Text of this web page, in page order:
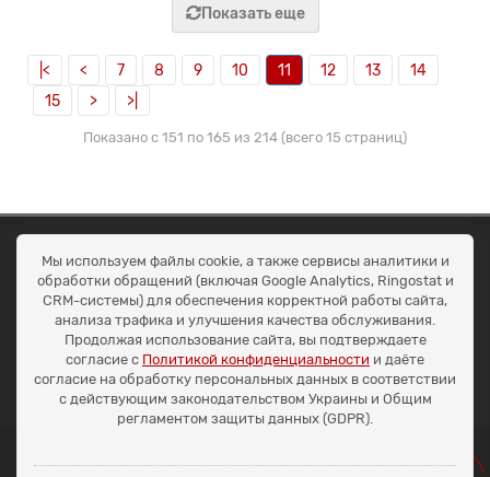
Показать еще
|< < 7 8 9 10 11 12 13
14
15
> >|
Показано с 151 по 165 из 214 (всего 15 страниц)
ОКЕАН ТРЕЙД
Договір публичної оферти
Доставка та оплата
Наші контакти
Умови повернення
+38 (099) 452-20-02
+38 (098) 492-20-02
office@ocean.biz.ua
Мы используем файлы cookie, а также сервисы аналитики и
обработки обращений (включая Google Analytics, Ringostat и
CRM-системы) для обеспечения корректной работы сайта,
анализа трафика и улучшения качества обслуживания.
Продолжая использование сайта, вы подтверждаете
согласие с Политикой конфиденциальности и даёте
согласие на обработку персональных данных в соответствии
с действующим законодательством Украины и Общим
регламентом защиты данных (GDPR).